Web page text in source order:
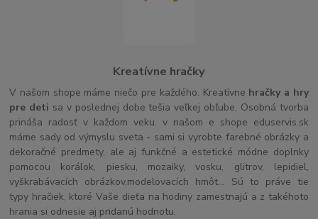
Kreatívne hračky
V našom shope máme niečo pre každého. Kreatívne hračky a hry
pre deti sa v poslednej dobe tešia veľkej obľube. Osobná tvorba
prináša radosť v každom veku. v našom e shope eduservis.sk
máme sady od výmyslu sveta - sami si vyrobte farebné obrázky a
dekoračné predmety, ale aj funkčné a estetické módne doplnky
pomocou korálok, piesku, mozaiky, vosku, glitrov, lepidiel,
vyškrabávacích obrázkov,modelovacích hmôt... Sú to práve tie
typy hračiek, ktoré Vaše dieťa na hodiny zamestnajú a z takéhoto
hrania si odnesie aj pridanú hodnotu.